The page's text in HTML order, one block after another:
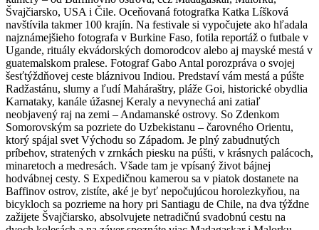
Švajčiarsko, USA i Čile. Oceňovaná fotografka Katka Líšková
navštívila takmer 100 krajín. Na festivale si vypočujete ako hľadala
najznámejšieho fotografa v Burkine Faso, fotila reportáž o futbale v
Ugande, rituály ekvádorských domorodcov alebo aj mayské mestá v
guatemalskom pralese. Fotograf Gabo Antal porozpráva o svojej
šesťtýždňovej ceste bláznivou Indiou. Predstaví vám mestá a púšte
Radžastánu, slumy a ľudí Maháraštry, pláže Goi, historické obydlia
Karnataky, kanále úžasnej Keraly a nevynechá ani zatiaľ
neobjavený raj na zemi – Andamanské ostrovy. So Zdenkom
Somorovským sa pozriete do Uzbekistanu – čarovného Orientu,
ktorý spájal svet Východu so Západom. Je plný zabudnutých
príbehov, stratených v zrnkách piesku na púšti, v krásnych palácoch,
minaretoch a medresách. Všade tam je vpísaný život bájnej
hodvábnej cesty. S Expedičnou kamerou sa v piatok dostanete na
Baffinov ostrov, zistíte, aké je byť nepočujúcou horolezkyňou, na
bicykloch sa pozrieme na hory pri Santiagu de Chile, na dva týždne
zažijete Švajčiarsko, absolvujete netradičnú svadobnú cestu na